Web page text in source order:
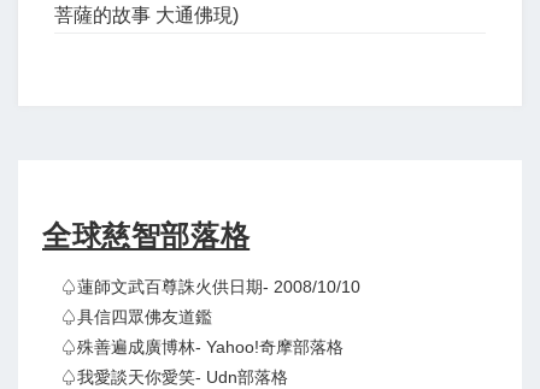
菩薩的故事 大通佛現)
全球慈智部落格
♤蓮師文武百尊誅火供日期- 2008/10/10
♤具信四眾佛友道鑑
♤殊善遍成廣博林- Yahoo!奇摩部落格
♤我愛談天你愛笑- Udn部落格